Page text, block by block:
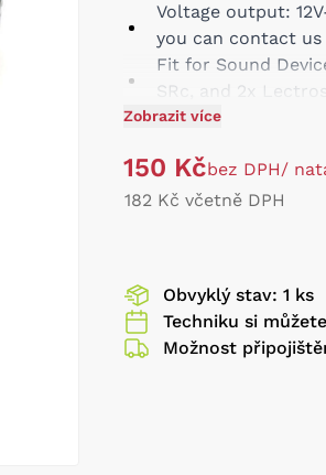
Voltage output:
you can contact
Fit for Sound
SRc, and 2x
This power splitter
via this splitter
Zobrazit více
150 Kčbez DPH/
182 Kč včetně DPH
Obvyklý stav: 1 ks
Techniku si
Možnost